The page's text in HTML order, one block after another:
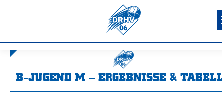
B-JUGEND M – ERGEBNISSE &